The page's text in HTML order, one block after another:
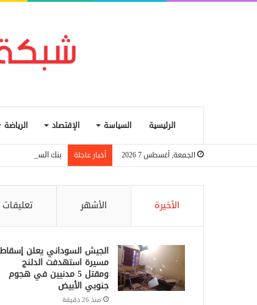
الرئيسية السياسة الإقتصاد الرياضة
الجمعة, أغسطس 7 2026 أخبار عاجلة بنك السودان يعيد
الأخيرة الأشهر تعليقات
الجيش السوداني يعلن إسقاط
مسيرة استهدفت الدلنج
ومقتل 5 مدنيين في هجوم
جنوبي الأبيض
منذ 26 دقيقة